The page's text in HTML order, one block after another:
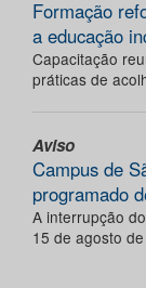
Formação
a educação
Capacitação
práticas de
Aviso
Campus de
programado
A interrupção
15 de agosto